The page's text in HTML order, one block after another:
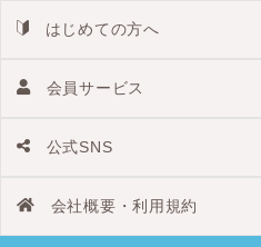
はじめての方へ
会員サービス
公式SNS
会社概要・利用規約